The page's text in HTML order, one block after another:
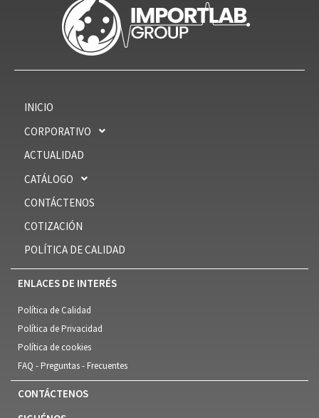
INICIO
CORPORATIVO
ACTUALIDAD
CATÁLOGO
CONTÁCTENOS
COTIZACIÓN
POLÍTICA DE CALIDAD
ENLACES DE INTERÉS
Política de Calidad
Política de Privacidad
Política de cookies
FAQ - Preguntas - Frecuentes
CONTÁCTENOS